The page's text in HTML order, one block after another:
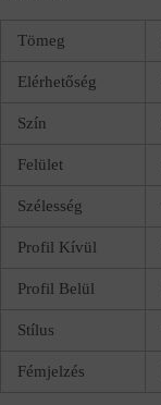
Tömeg
Elérhetőség
Szín
Felület
Szélesség
Profil Kívül
Profil Belül
Stílus
Fémjelzés